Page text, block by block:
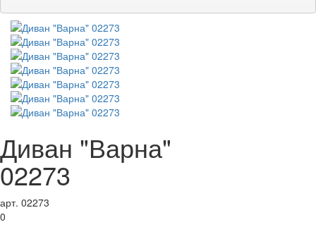
Диван "Варна"
02273
арт. 02273
0